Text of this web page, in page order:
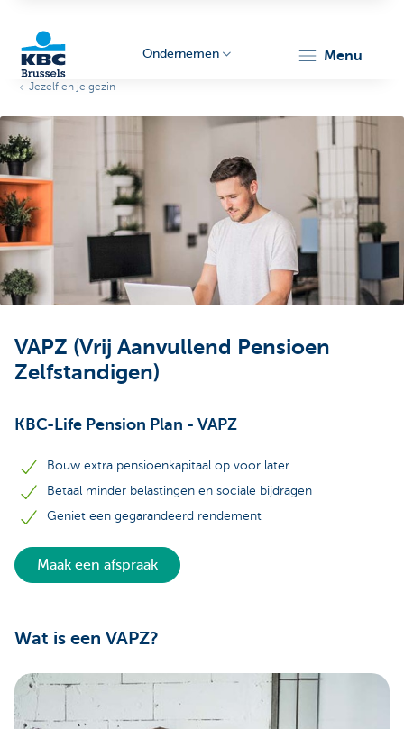
Ondernemers
Ondernemen menu
Jezelf en je gezin
VAPZ (Vrij Aanvullend Pensioen
Zelfstandigen)
KBC-Life Pension Plan - VAPZ
Bouw extra pensioenkapitaal op voor later
Betaal minder belastingen en sociale bijdragen
Geniet een gegarandeerd rendement
Maak een afspraak
Wat is een VAPZ?